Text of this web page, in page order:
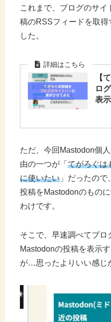
これまで、ブログのサイ
稿のRSSフィードを取得
した。
【
ロ
表
ただ、今回Mastodon個
由の一つが「 てがろぐは
に使いたい 」だったの
投稿をMastodonのもの
わけです。
そこで、早速調べてブロ
Mastodonの投稿を表示
が…思ったよりいい感じ